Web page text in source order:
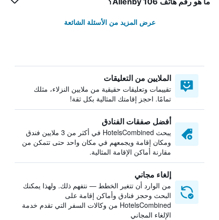
عرض المزيد من الأسئلة الشائعة
الملايين من التعليقات
تقييمات وتعليقات حقيقية من ملايين النزلاء، مثلك
تمامًا. احجز إقامتك المثالية بكل ثقة!
أفضل صفقات الفنادق
يبحث HotelsCombined في أكثر من 3 ملايين فندق
ومكان إقامة ويجمعهم في مكان واحد حتى تتمكن من
مقارنة أماكن الإقامة المثالية.
إلغاء مجاني
من الوارد أن تتغير الخطط — نتفهم ذلك. ولهذا يمكنك
البحث وحجز فنادق وأماكن إقامة على
HotelsCombined من وكالات السفر التي تقدم خدمة
الإلغاء المجاني